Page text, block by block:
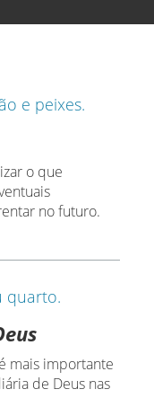
o que
no futuro.
mais importante
de Deus nas